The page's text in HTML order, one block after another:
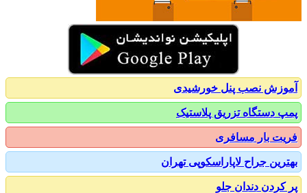
نصب پنل خورشیدی
دستگاه تزریق پلاستیک
بار مسافری
جراح لاپاراسکوپی تهران
دندان جلو